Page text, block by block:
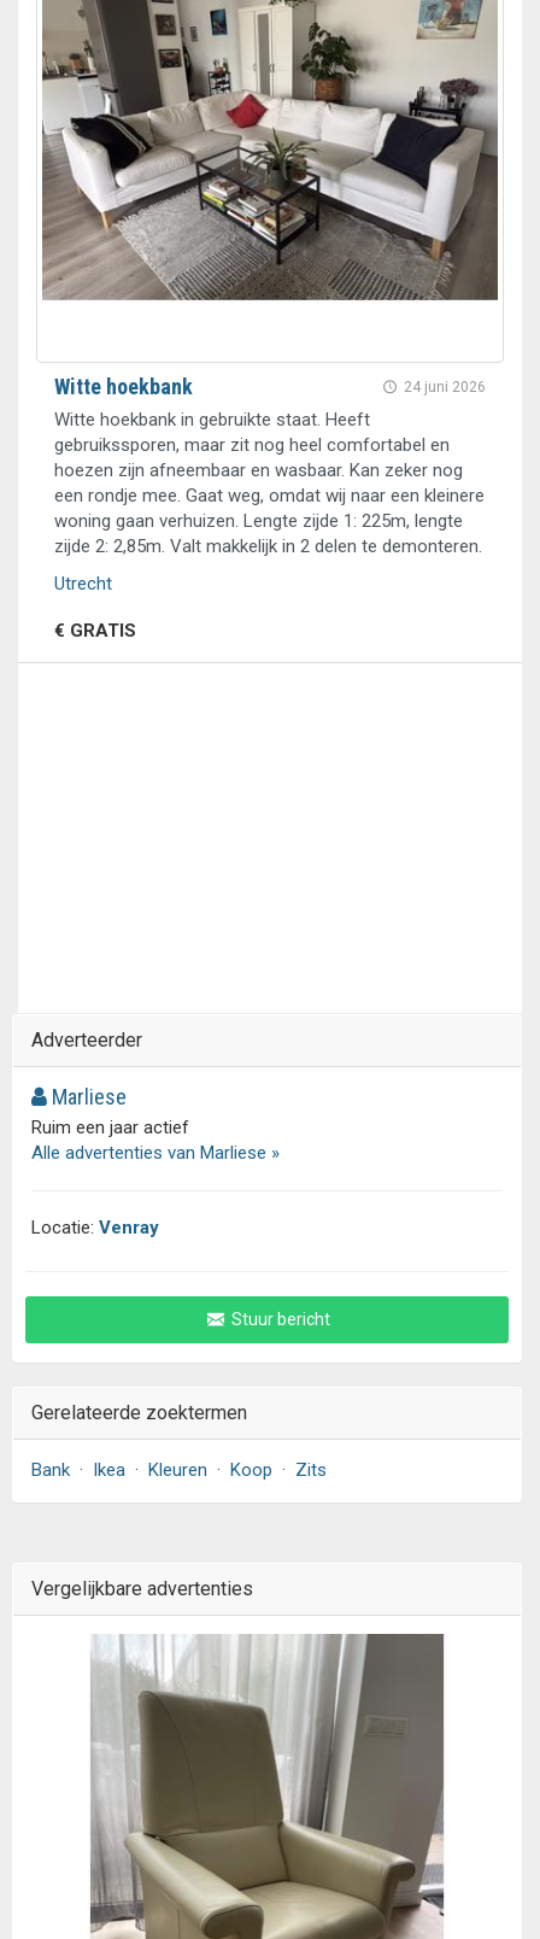
24 juni 2026
Witte hoekbank
Witte hoekbank in gebruikte staat. Heeft
gebruikssporen, maar zit nog heel comfortabel en
hoezen zijn afneembaar en wasbaar. Kan zeker nog
een rondje mee. Gaat weg, omdat wij naar een kleinere
woning gaan verhuizen. Lengte zijde 1: 225m, lengte
zijde 2: 2,85m. Valt makkelijk in 2 delen te demonteren.
Utrecht
€ GRATIS
Adverteerder
Marliese
Ruim een jaar actief
Alle advertenties van Marliese »
Locatie: Venray
Stuur bericht
Gerelateerde zoektermen
Bank · Ikea · Kleuren · Koop · Zits
Vergelijkbare advertenties